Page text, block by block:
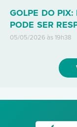
GOLPE DO
PODE SER
05/05/2026 às 19h38